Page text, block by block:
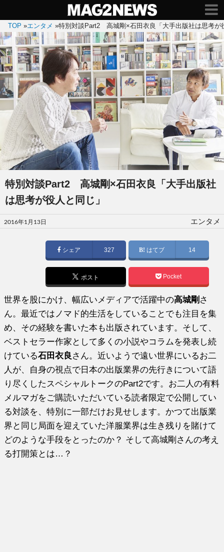
TOP »エンタメ »特別対談Part2 高城剛×石田衣良「大手出版社は思考が
特別対談Part2 高城剛×石田衣良「大手出版社
は思考が役人と同じ」
投
稿
2016年1月13日 エンタメ
シェア 327 はてブ 14
ポスト Pocket
世界を股にかけ、幅広いメディアで活躍中の高城剛 さ
ん。最近ではノマド的生活をしていることでも注目を集
め、その経験を書いた本も出版されています。そして、
ベストセラー作家として多くの小説やコラムを発表し続
けている石田衣良 さん。近いようで遠い世界にいるお二
人が、自身の視点で日本の出版業界の先行きについて語
り尽くしたスペシャルトークのPart2です。お二人の有料
メルマガをご購読いただいている読者限定で公開してい
る対談を、特別に一部だけお見せします。かつて出版業
界と同じ局面を迎えていた洋服業界は生き残りを賭けて
どのような手段をとったのか？ そして高城剛さんの考え
る打開策とは…？